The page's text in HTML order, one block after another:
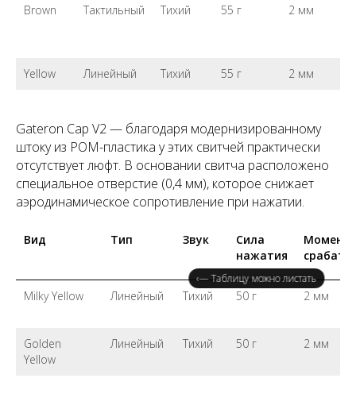
Brown Тактильный Тихий 55 г 2 мм
Yellow Линейный Тихий 55 г 2 мм
Gateron Cap V2 — благодаря модернизированному
штоку из POM-пластика у этих свитчей практически
отсутствует люфт. В основании свитча расположено
специальное отверстие (0,4 мм), которое снижает
аэродинамическое сопротивление при нажатии.
Вид Тип Звук
Сила
нажатия
Момент
Milky Yellow Линейный Тихий 50 г 2 мм
Golden
Yellow
Линейный Тихий 50 г 2 мм
‹— Таблицу можно листать